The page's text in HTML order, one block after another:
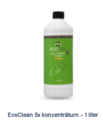
EcoClean 5x koncentrátum – 1 liter